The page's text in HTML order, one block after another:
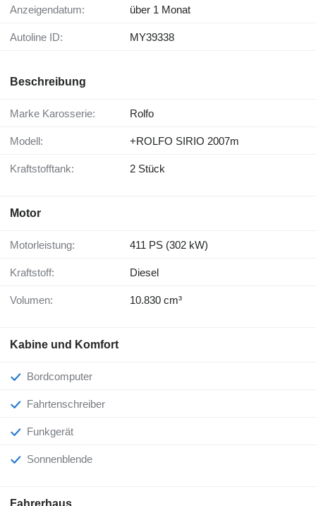
Anzeigendatum: über 1 Monat
Autoline ID: MY39338
Beschreibung
Marke Karosserie: Rolfo
Modell: +ROLFO SIRIO 2007m
Kraftstofftank: 2 Stück
Motor
Motorleistung: 411 PS (302 kW)
Kraftstoff: Diesel
Volumen: 10.830 cm³
Kabine und Komfort
Bordcomputer
Fahrtenschreiber
Funkgerät
Sonnenblende